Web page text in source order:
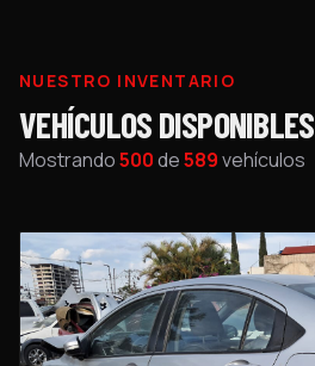
NUESTRO INVENTARIO
VEHÍCULOS DISPONIBLES
Mostrando500de589vehículos